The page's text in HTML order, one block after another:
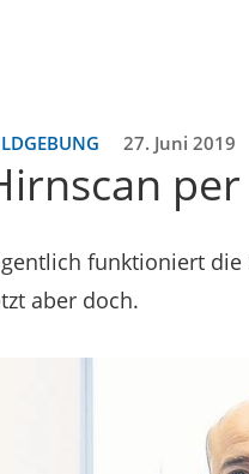
27. Juni 2019
funktioniert
aber doch.